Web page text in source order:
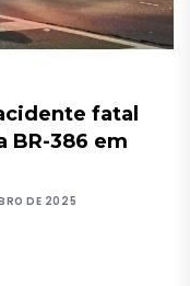
fatal
BR-386 em
DE 2025